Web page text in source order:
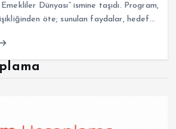
Dünyası” ismine taşıdı. Program,
öte; sunulan faydalar, hedef…